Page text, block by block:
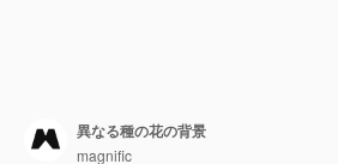
異なる種の花の背景
magnific